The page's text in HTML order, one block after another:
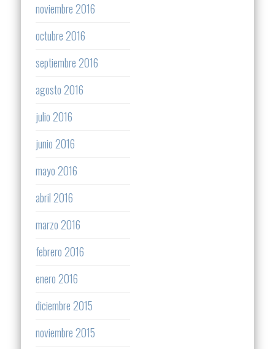
noviembre 2016
octubre 2016
septiembre 2016
agosto 2016
julio 2016
junio 2016
mayo 2016
abril 2016
marzo 2016
febrero 2016
enero 2016
diciembre 2015
noviembre 2015